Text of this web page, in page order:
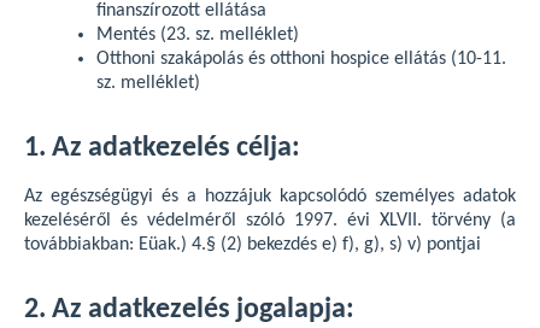
finanszírozott ellátása
Mentés (23. sz. melléklet)
Otthoni szakápolás és otthoni hospice ellátás (10-11.
sz. melléklet)
1. Az adatkezelés célja:
Az egészségügyi és a hozzájuk kapcsolódó személyes adatok
kezeléséről és védelméről szóló 1997. évi XLVII. törvény (a
továbbiakban: Eüak.) 4.§ (2) bekezdés e) f), g), s) v) pontjai
2. Az adatkezelés jogalapja: